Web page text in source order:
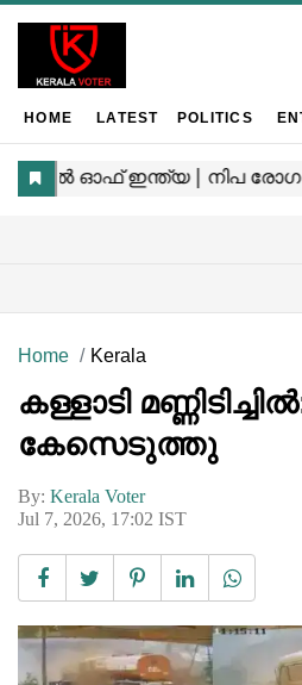
HOME LATEST POLITICS
Home Kerala
കള്ളാടി
കേസെടുത്തു
By: Kerala Voter
Jul 7, 2026, 17:02 IST